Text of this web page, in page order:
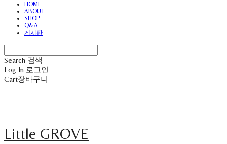
HOME
ABOUT
SHOP
Q&A
게시판
Search 검색
Log In 로그인
Cart장바구니
Little GROVE